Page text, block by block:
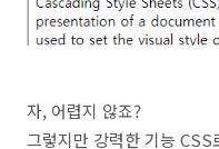
자, 어렵지 않죠?
그렇지만 강력한 기능